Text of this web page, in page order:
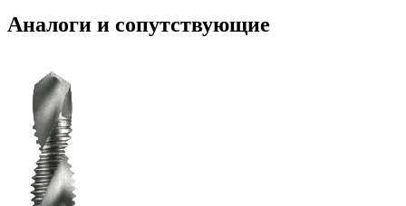
Аналоги и сопутствующие